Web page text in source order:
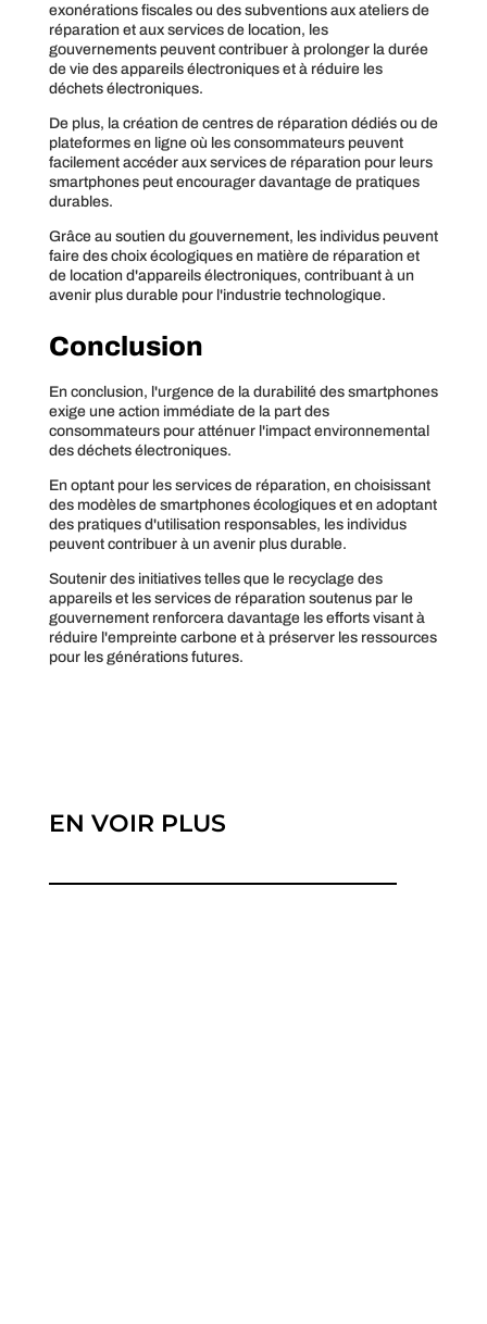
exonérations fiscales ou des subventions aux ateliers de
réparation et aux services de location, les
gouvernements peuvent contribuer à prolonger la durée
de vie des appareils électroniques et à réduire les
déchets électroniques.
De plus, la création de centres de réparation dédiés ou de
plateformes en ligne où les consommateurs peuvent
facilement accéder aux services de réparation pour leurs
smartphones peut encourager davantage de pratiques
durables.
Grâce au soutien du gouvernement, les individus peuvent
faire des choix écologiques en matière de réparation et
de location d'appareils électroniques, contribuant à un
avenir plus durable pour l'industrie technologique.
Conclusion
En conclusion, l'urgence de la durabilité des smartphones
exige une action immédiate de la part des
consommateurs pour atténuer l'impact environnemental
des déchets électroniques.
En optant pour les services de réparation, en choisissant
des modèles de smartphones écologiques et en adoptant
des pratiques d'utilisation responsables, les individus
peuvent contribuer à un avenir plus durable.
Soutenir des initiatives telles que le recyclage des
appareils et les services de réparation soutenus par le
gouvernement renforcera davantage les efforts visant à
réduire l'empreinte carbone et à préserver les ressources
pour les générations futures.
EN VOIR PLUS